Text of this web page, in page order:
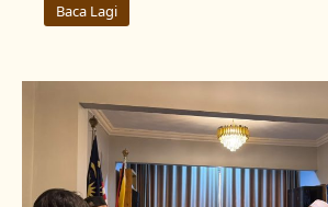
Baca Lagi